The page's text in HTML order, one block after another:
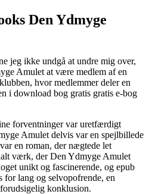
Den Ydmyge
jeg ikke undgå at undre mig over,
Amulet at være medlem af en
hvor medlemmer deler en
i download bog gratis gratis e-bog
forventninger var uretfærdigt
Amulet delvis var en spejlbillede
en roman, der nægtede let
værk, der Den Ydmyge Amulet
unikt og fascinerende, og epub
for lang og selvopofrende, en
konklusion.